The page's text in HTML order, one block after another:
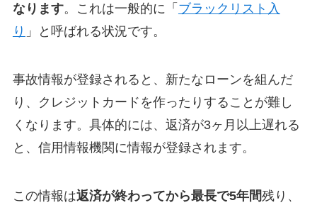
なります。これは一般的に「 ブラックリスト入
り 」と呼ばれる状況です。
事故情報が登録されると、新たなローンを組んだ
り、クレジットカードを作ったりすることが難し
くなります。具体的には、返済が3ヶ月以上遅れる
と、信用情報機関に情報が登録されます。
この情報は返済が終わってから最長で5年間残り、